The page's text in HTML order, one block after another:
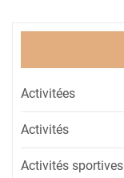
Activitées
Activités
Activités sportives